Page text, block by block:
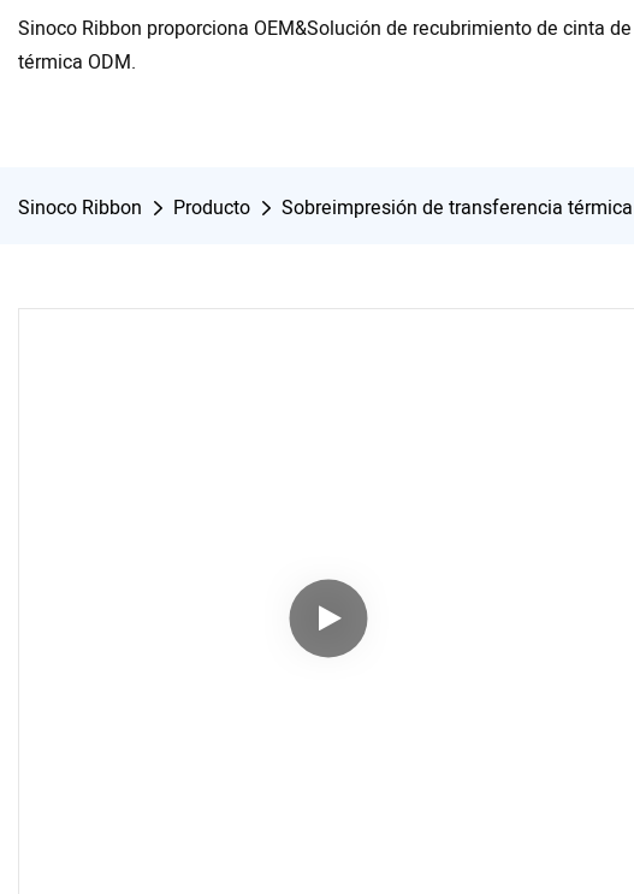
Sinoco Ribbon proporciona OEM&Solución de recubrimiento de cinta
térmica ODM.
Sinoco Ribbon Producto Sobreimpresión de transferencia térmica